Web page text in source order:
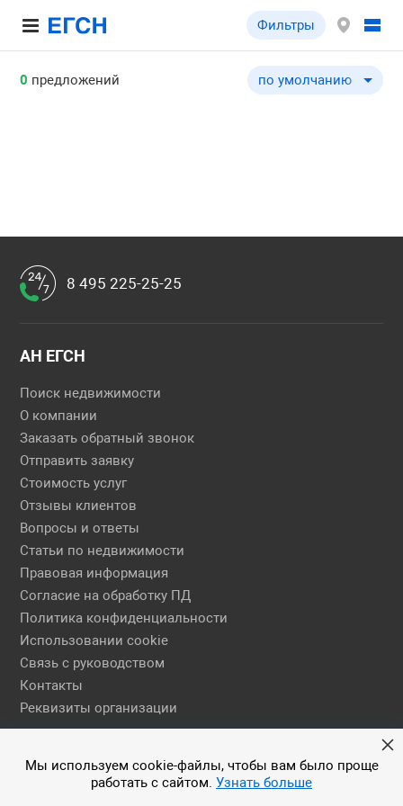
Фильтры
0 предложений по умолчанию
по умолчанию
8 495 225-25-25
АН ЕГСН
Поиск недвижимости
О компании
Заказать обратный звонок
Отправить заявку
Стоимость услуг
Отзывы клиентов
Вопросы и ответы
Статьи по недвижимости
Правовая информация
Согласие на обработку ПД
Политика конфиденциальности
Использовании cookie
Связь с руководством
Контакты
Реквизиты организации
Правовая информация
© 2026 АН ЕГСН
Мы используем cookie-файлы, чтобы вам было проще
работать с сайтом. Узнать больше